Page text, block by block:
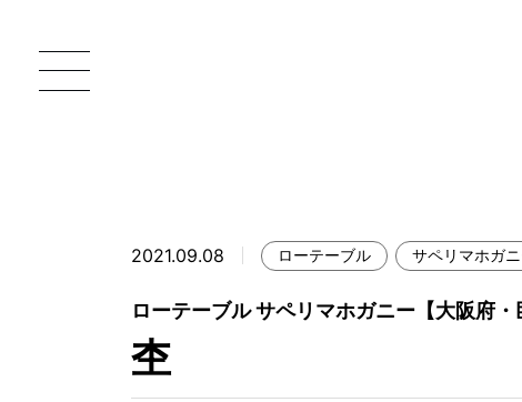
一枚板 ATELIER MOKUBA HOME
MOKUBA について
直営店
青
2021.09.08 ローテーブル サペリマホガ
杢
ローテーブル サペリマホガニー【大阪府・